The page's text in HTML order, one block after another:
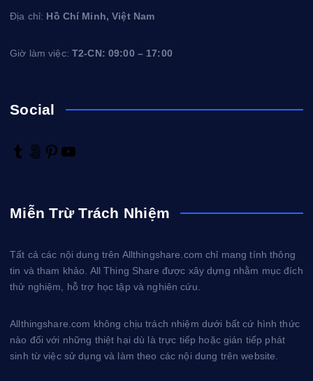
Địa chỉ: Hồ Chí Minh, Việt Nam
Giờ làm việc:T2-CN: 09:00 – 17:00
Social
T
l
5
x
P
e
Miễn Trừ Trách Nhiệm
Tất cả các nội dung trên Allthingshare.com chỉ mang tính thông
tin và tham khảo. All Thing Share được xây dựng nhằm mục đích
thử nghiệm, hỗ trợ học tập và nghiên cứu.
Allthingshare.com không chịu trách nhiệm dưới bất cứ hình thức
nào đối với những thiệt hại dù là trực tiếp hoặc gián tiếp phát
sinh từ việc sử dụng và làm theo các nội dung trên website.